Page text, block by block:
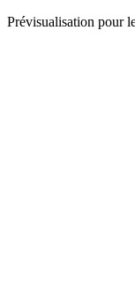
Prévisualisation pour